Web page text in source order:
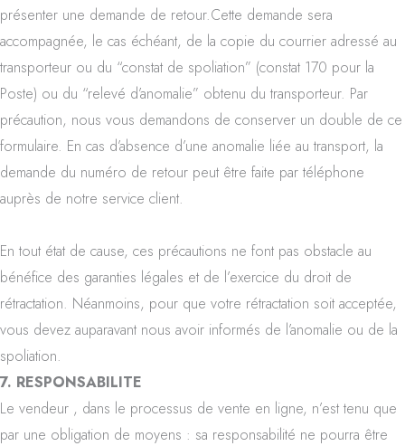
présenter une demande de retour.Cette demande sera
accompagnée, le cas échéant, de la copie du courrier adressé au
transporteur ou du “constat de spoliation” (constat 170 pour la
Poste) ou du “relevé d’anomalie” obtenu du transporteur. Par
précaution, nous vous demandons de conserver un double de ce
formulaire. En cas d’absence d’une anomalie liée au transport, la
demande du numéro de retour peut être faite par téléphone
auprès de notre service client.
En tout état de cause, ces précautions ne font pas obstacle au
bénéfice des garanties légales et de l’exercice du droit de
rétractation. Néanmoins, pour que votre rétractation soit acceptée,
vous devez auparavant nous avoir informés de l’anomalie ou de la
spoliation.
7. RESPONSABILITE
Le vendeur , dans le processus de vente en ligne, n’est tenu que
par une obligation de moyens : sa responsabilité ne pourra être